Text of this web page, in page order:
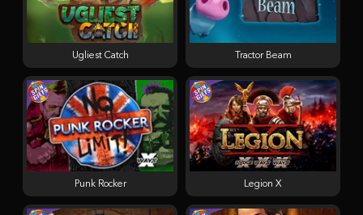
Tractor Beam
Legion X
Punk Rocker
Ugliest Catch